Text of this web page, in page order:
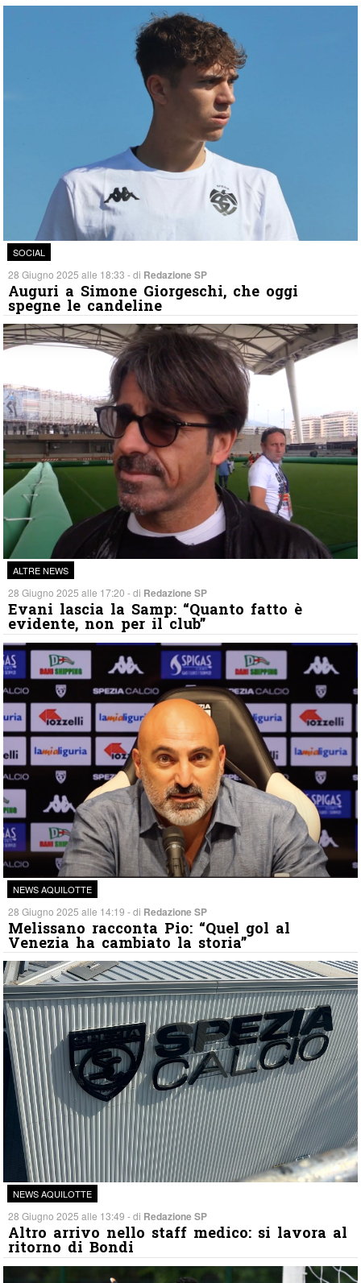
SOCIAL
28 Giugno 2025 alle 18:33 - di Redazione SP
Auguri a Simone Giorgeschi, che oggi
spegne le candeline
ALTRE NEWS
28 Giugno 2025 alle 17:20 - di Redazione SP
Evani lascia la Samp: “Quanto fatto è
evidente, non per il club”
NEWS AQUILOTTE
28 Giugno 2025 alle 14:19 - di Redazione SP
Melissano racconta Pio: “Quel gol al
Venezia ha cambiato la storia”
NEWS AQUILOTTE
28 Giugno 2025 alle 13:49 - di Redazione SP
Altro arrivo nello staff medico: si lavora al
ritorno di Bondi